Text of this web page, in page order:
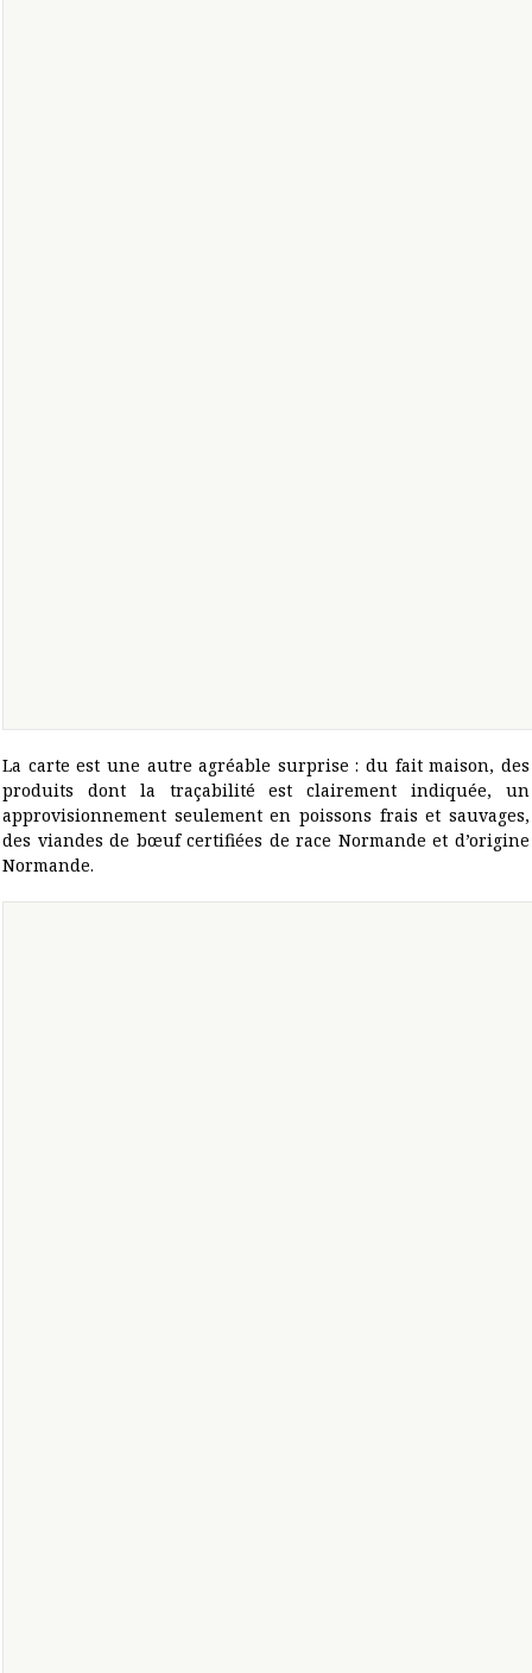
La carte est une autre agréable surprise : du fait maison, des
produits dont la traçabilité est clairement indiquée, un
approvisionnement seulement en poissons frais et sauvages,
des viandes de bœuf certifiées de race Normande et d’origine
Normande.